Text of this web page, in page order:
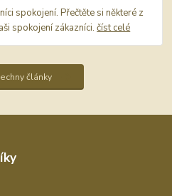
spokojení. Přečtěte si některé z
spokojení zákazníci.číst celé
články